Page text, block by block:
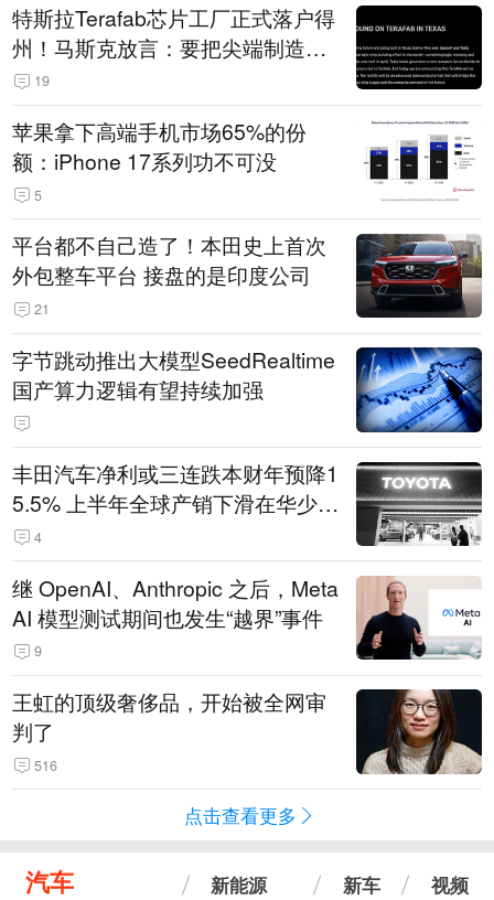
特斯拉Terafab芯片工厂正式落户得
州！马斯克放言：要把尖端制造带
回美国
19
苹果拿下高端手机市场65%的份
额：iPhone 17系列功不可没
5
平台都不自己造了！本田史上首次
外包整车平台 接盘的是印度公司
21
字节跳动推出大模型SeedRealtime
国产算力逻辑有望持续加强
丰田汽车净利或三连跌本财年预降1
5.5% 上半年全球产销下滑在华少卖
14.3万辆
4
继 OpenAI、Anthropic 之后，Meta
AI 模型测试期间也发生“越界”事件
9
王虹的顶级奢侈品，开始被全网审
判了
516
点击查看更多
汽车 新能源 新车 视频